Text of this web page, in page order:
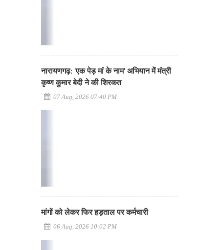
नारायणगढ़: 'एक पेड़ मां के नाम' अभियान में मंत्री
कृष्ण कुमार बेदी ने की शिरकत
07 Aug, 2026 07:40 PM
मांगों को लेकर फिर हड़ताल पर कर्मचारी
06 Aug, 2026 10:02 PM